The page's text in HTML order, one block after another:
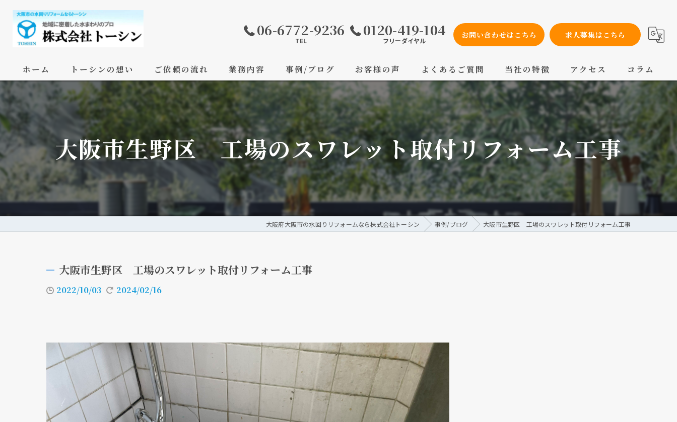
06-6772-9236
TEL
0120-419-104
フリーダイヤル
お問い合わせはこちら 求人募集はこちら
ホーム トーシンの想い ご依頼の流れ 業務内容 事例/ブログ お客様の声 よくあるご質問 当社の特徴
設備工事
内装工事
メンテナンス
配管工事
交換
アクセス コラム
大阪市生野区 工場のスワレット取付リフォーム工事
大阪府大阪市の水回りリフォームなら株式会社トーシン 事例/ブログ 大阪市生野区 工場のスワレット取付リフォーム工事
大阪市生野区 工場のスワレット取付リフォーム工事
2022/10/03 2024/02/16